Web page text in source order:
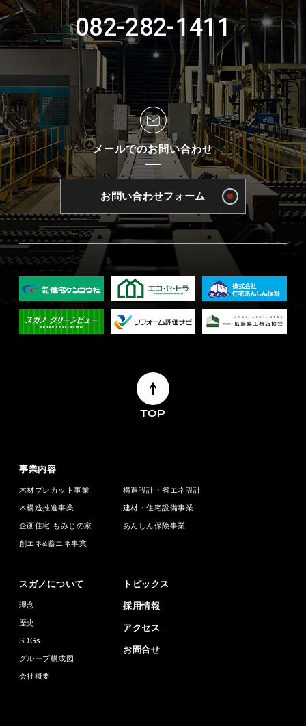
082-282-1411
メールでのお問い合わせ
お問い合わせフォーム
TOP
事業内容
木材プレカット事業 構造設計・省エネ設計
木構造推進事業 建材・住宅設備事業
企画住宅 もみじの家 あんしん保険事業
創エネ&蓄エネ事業
スガノについて
理念
歴史
SDGs
グループ構成図
会社概要
トピックス
採用情報
アクセス
お問合せ